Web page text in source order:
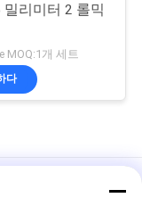
밀리미터 2 롤믹
MOQ:1개 세트
다